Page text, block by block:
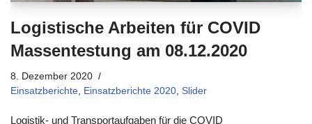
Logistische Arbeiten für COVID
Massentestung am 08.12.2020
8. Dezember 2020
Einsatzberichte
Einsatzberichte 2020 Slider
Logistik- und Transportaufgaben für die COVID